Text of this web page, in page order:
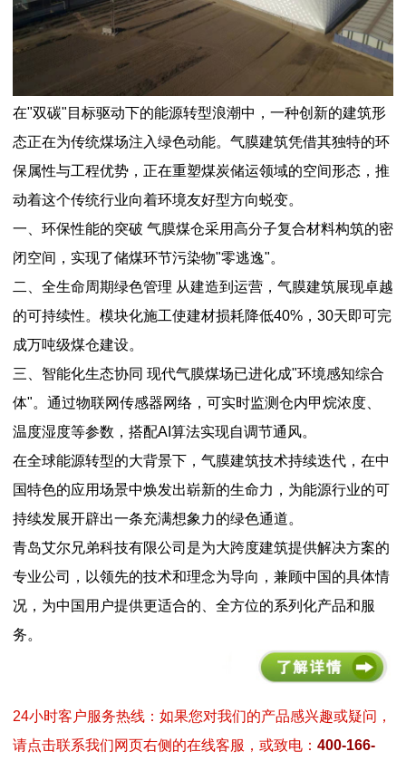
在"双碳"目标驱动下的能源转型浪潮中，一种创新的建筑形
态正在为传统煤场注入绿色动能。气膜建筑凭借其独特的环
保属性与工程优势，正在重塑煤炭储运领域的空间形态，推
动着这个传统行业向着环境友好型方向蜕变。
一、环保性能的突破 气膜煤仓采用高分子复合材料构筑的密
闭空间，实现了储煤环节污染物"零逃逸"。
二、全生命周期绿色管理 从建造到运营，气膜建筑展现卓越
的可持续性。模块化施工使建材损耗降低40%，30天即可完
成万吨级煤仓建设。
三、智能化生态协同 现代气膜煤场已进化成"环境感知综合
体"。通过物联网传感器网络，可实时监测仓内甲烷浓度、
温度湿度等参数，搭配AI算法实现自调节通风。
在全球能源转型的大背景下，气膜建筑技术持续迭代，在中
国特色的应用场景中焕发出崭新的生命力，为能源行业的可
持续发展开辟出一条充满想象力的绿色通道。
青岛艾尔兄弟科技有限公司是为大跨度建筑提供解决方案的
专业公司，以领先的技术和理念为导向，兼顾中国的具体情
况，为中国用户提供更适合的、全方位的系列化产品和服
务。
24小时客户服务热线：如果您对我们的产品感兴趣或疑问，
请点击联系我们网页右侧的在线客服，或致电： 400-166-